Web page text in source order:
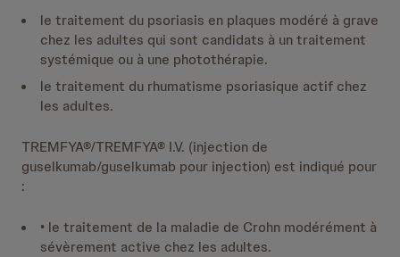
le traitement du psoriasis en plaques modéré à grave
chez les adultes qui sont candidats à un traitement
systémique ou à une photothérapie.
le traitement du rhumatisme psoriasique actif chez
les adultes.
TREMFYA®/TREMFYA® I.V. (injection de
guselkumab/guselkumab pour injection) est indiqué pour
:
• le traitement de la maladie de Crohn modérément à
sévèrement active chez les adultes.